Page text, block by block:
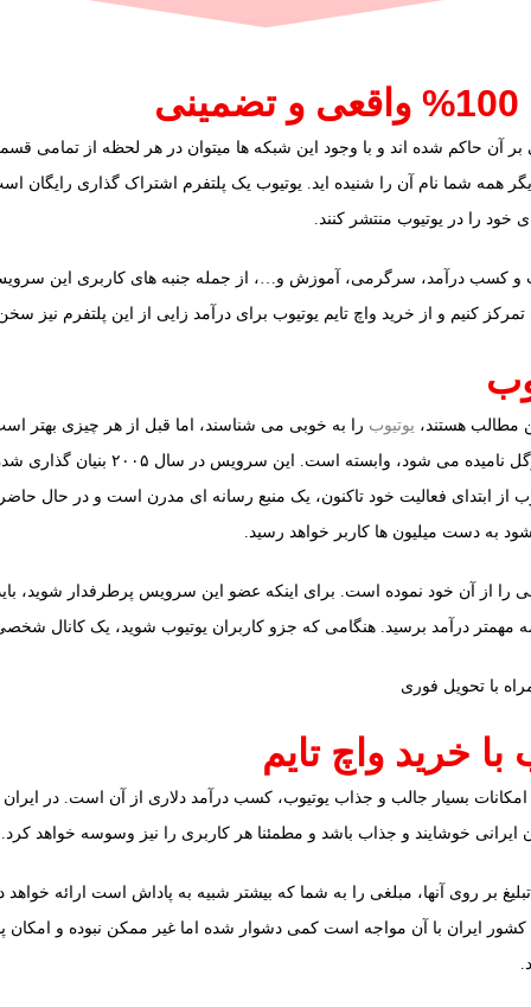
آن حاکم شده اند و با وجود این شبکه ها میتوان در هر لحظه از تمامی
همه شما نام آن را شنیده اید. یوتیوب یک پلتفرم اشتراک گذاری رایگان
را در یوتیوب منتشر کنند.
و کسب درآمد، سرگرمی، آموزش و…، از جمله جنبه های کاربری این
کنیم و از خرید واچ تایم یوتیوب برای درآمد زایی از این پلتفرم نیز
مطالب هستند، یوتیوب را به خوبی می شناسند، اما قبل از هر چیزی بهتر
یوتیوب سرویسی است که به غول فناوری
به دست میلیون ها کاربر خواهد رسید.
را از آن خود نموده است. برای اینکه عضو این سرویس پرطرفدار شوید،
مهمتر درآمد برسید. هنگامی که جزو کاربران یوتیوب شوید، یک‌ کانال
خرید واچ تایم
امکانات بسیار جالب و جذاب یوتیوب، کسب درآمد دلاری از آن است. در ایران
خوشایند و جذاب باشد و مطمئنا هر کاربری را نیز وسوسه خواهد کرد.
بر روی آنها، مبلغی را به شما که بیشتر شبیه به پاداش است ارائه خواهد
کشور ایران با آن مواجه است کمی دشوار شده اما غیر ممکن نبوده و